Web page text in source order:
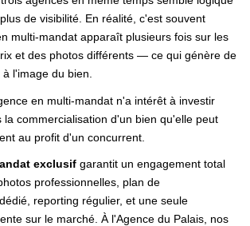
de visibilité. En réalité, c'est souvent
multi-mandat apparaît plusieurs fois sur les
et des photos différents — ce qui génère de
l'image du bien.
en multi-mandat n'a intérêt à investir
la commercialisation d'un bien qu'elle peut
au profit d'un concurrent.
exclusif garantit un engagement total
professionnelles, plan de
reporting régulier, et une seule
sur le marché. À l'Agence du Palais, nos